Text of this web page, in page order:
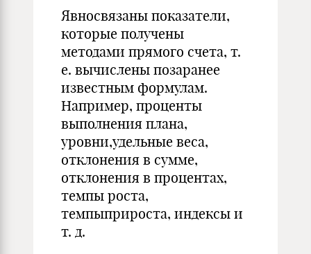
Явносвязаны показатели,
которые получены
методами прямого счета, т.
е. вычислены позаранее
известным формулам.
Например, проценты
выполнения плана,
уровни,удельные веса,
отклонения в сумме,
отклонения в процентах,
темпы роста,
темпыприроста, индексы и
т. д.